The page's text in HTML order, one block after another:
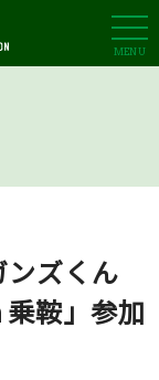
MENU
ンズくん
鞍」参加